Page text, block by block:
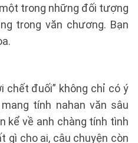
trong những đối tượng
trong văn chương. Bạn
chết đuối” không chỉ có ý
tính nahan văn sâu
kể về anh chàng tính tình
gì cho ai, câu chuyện còn